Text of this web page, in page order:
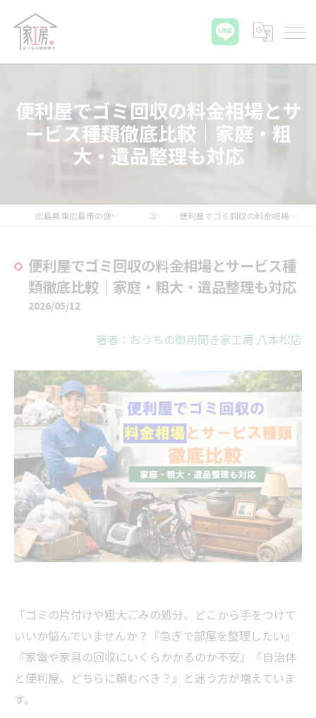
便利屋でゴミ回収の料金相場とサ
ービス種類徹底比較｜家庭・粗
大・遺品整理も対応
広島県東広島市の便利屋ならおうちの御用聞き家工房 八本松店 コラム 便利屋でゴミ回収の料金相場とサービス種類徹底比較｜家庭・粗大・遺品整理も対応
便利屋でゴミ回収の料金相場とサービス種
類徹底比較｜家庭・粗大・遺品整理も対応
2026/05/12
著者：おうちの御用聞き家工房 八本松店
「ゴミの片付けや粗大ごみの処分、どこから手をつけて
いいか悩んでいませんか？『急ぎで部屋を整理したい』
『家電や家具の回収にいくらかかるのか不安』『自治体
と便利屋、どちらに頼むべき？』と迷う方が増えていま
す。